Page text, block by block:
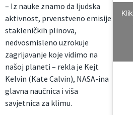
– Iz nauke znamo da ljudska
aktivnost, prvenstveno emisije
stakleničkih plinova,
nedvosmisleno uzrokuje
zagrijavanje koje vidimo na
našoj planeti – rekla je Kejt
Kelvin (Kate Calvin), NASA-ina
glavna naučnica i viša
savjetnica za klimu.